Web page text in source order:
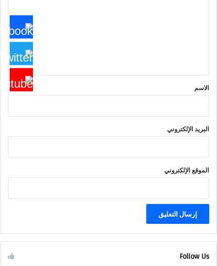
*
الاسم
البريد الإلكتروني
الموقع الإلكتروني
Follow Us